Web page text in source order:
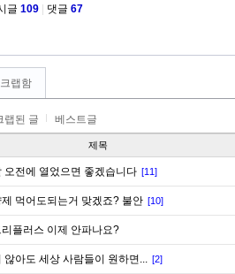
글 109 댓글 67
랩함
랩된 글 베스트글
제목
오전에 열었으면 좋겠습니다 [11]
먹어도되는거 맞겠죠? 불안 [10]
플러스 이제 안파나요?
않아도 세상 사람들이 원하면... [2]